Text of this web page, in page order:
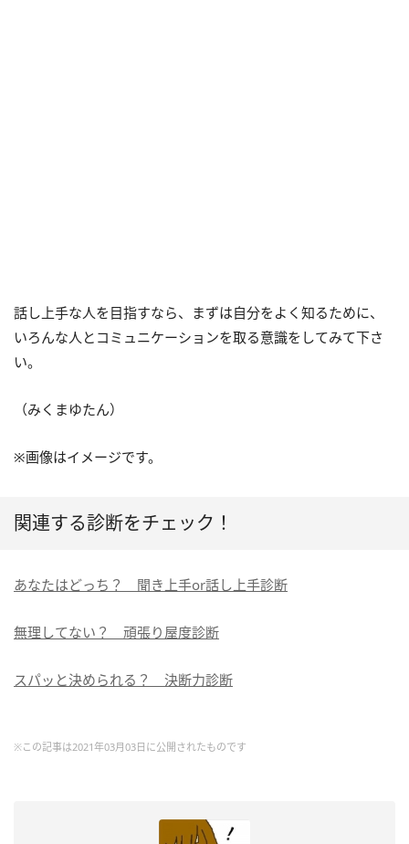
話し上手な人を目指すなら、まずは自分をよく知るために、
いろんな人とコミュニケーションを取る意識をしてみて下さ
い。
（みくまゆたん）
※画像はイメージです。
関連する診断をチェック！
あなたはどっち？ 聞き上手or話し上手診断
無理してない？ 頑張り屋度診断
スパッと決められる？ 決断力診断
※この記事は2021年03月03日に公開されたものです